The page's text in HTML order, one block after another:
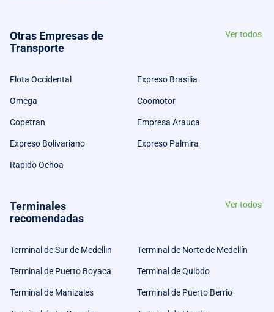
Otras Empresas de
Transporte
Ver todos
Flota Occidental Expreso Brasilia
Omega Coomotor
Copetran Empresa Arauca
Expreso Bolivariano Expreso Palmira
Rapido Ochoa
Terminales
recomendadas
Ver todos
Terminal de Sur de Medellin Terminal de Norte de Medellín
Terminal de Puerto Boyaca Terminal de Quibdo
Terminal de Manizales Terminal de Puerto Berrio